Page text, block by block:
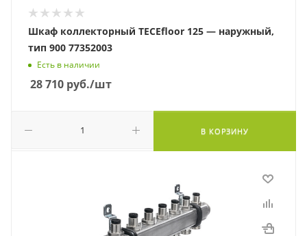
Шкаф коллекторный TECEfloor 125 — наружный,
тип 900 77352003
Есть в наличии
28 710 руб./шт
В КОРЗИНУ